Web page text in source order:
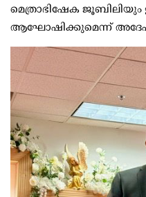
മെത്രാഭിഷേക
ആഘോഷിക്കുമെന്ന്